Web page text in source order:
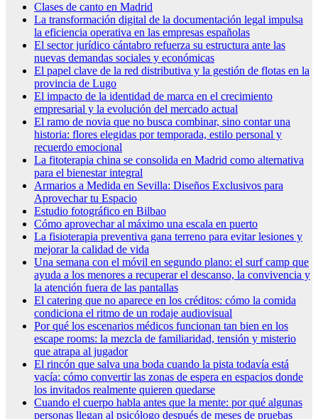
Clases de canto en Madrid
La transformación digital de la documentación legal impulsa
la eficiencia operativa en las empresas españolas
El sector jurídico cántabro refuerza su estructura ante las
nuevas demandas sociales y económicas
El papel clave de la red distributiva y la gestión de flotas en la
provincia de Lugo
El impacto de la identidad de marca en el crecimiento
empresarial y la evolución del mercado actual
El ramo de novia que no busca combinar, sino contar una
historia: flores elegidas por temporada, estilo personal y
recuerdo emocional
La fitoterapia china se consolida en Madrid como alternativa
para el bienestar integral
Armarios a Medida en Sevilla: Diseños Exclusivos para
Aprovechar tu Espacio
Estudio fotográfico en Bilbao
Cómo aprovechar al máximo una escala en puerto
La fisioterapia preventiva gana terreno para evitar lesiones y
mejorar la calidad de vida
Una semana con el móvil en segundo plano: el surf camp que
ayuda a los menores a recuperar el descanso, la convivencia y
la atención fuera de las pantallas
El catering que no aparece en los créditos: cómo la comida
condiciona el ritmo de un rodaje audiovisual
Por qué los escenarios médicos funcionan tan bien en los
escape rooms: la mezcla de familiaridad, tensión y misterio
que atrapa al jugador
El rincón que salva una boda cuando la pista todavía está
vacía: cómo convertir las zonas de espera en espacios donde
los invitados realmente quieren quedarse
Cuando el cuerpo habla antes que la mente: por qué algunas
personas llegan al psicólogo después de meses de pruebas